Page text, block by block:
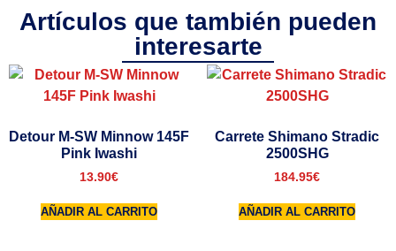
Artículos que también pueden
interesarte
Detour M-SW Minnow 145F
Pink Iwashi
13.90€
AÑADIR AL CARRITO
Carrete Shimano Stradic
2500SHG
184.95€
AÑADIR AL CARRITO